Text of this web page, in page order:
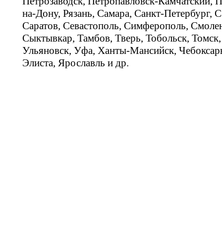
на-Дону, Рязань, Самара, Санкт-Петербург,
Саратов, Севастополь, Симферополь,
Сыктывкар, Тамбов, Тверь, Тобольск,
Ульяновск, Уфа, Ханты-Мансийск,
Элиста, Ярославль и др.